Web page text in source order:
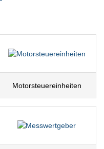
Motorsteuereinheiten